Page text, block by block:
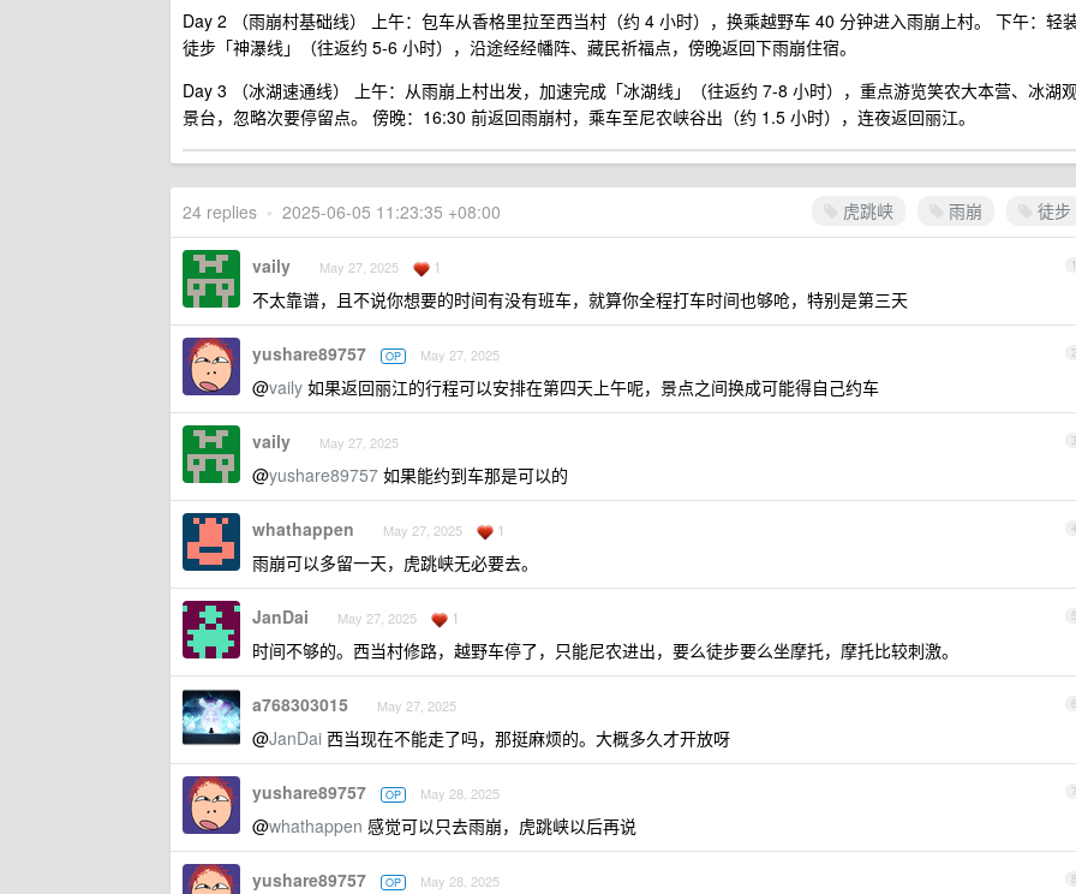
‌Day 2 （雨崩村基础线）‌ ‌上午‌：包车从香格里拉至西当村（约 4 小时），换乘越野车 40 分钟进入雨崩上村。 ‌下午‌：轻
徒步「神瀑线」（往返约 5-6 小时），沿途经经幡阵、藏民祈福点，傍晚返回下雨崩住宿。
‌Day 3 （冰湖速通线）‌ ‌上午‌：从雨崩上村出发，加速完成「冰湖线」（往返约 7-8 小时），重点游览笑农大本营、冰湖
景台，忽略次要停留点。 ‌傍晚‌：16:30 前返回雨崩村，乘车至尼农峡谷出（约 1.5 小时），连夜返回丽江。
虎跳峡 雨崩 徒步
24 replies • 2025-06-05 11:23:35 +08:00
1
vaily May 27, 2025 1
不太靠谱，且不说你想要的时间有没有班车，就算你全程打车时间也够呛，特别是第三天
2
yushare89757 OP May 27, 2025
@vaily 如果返回丽江的行程可以安排在第四天上午呢，景点之间换成可能得自己约车
3
vaily May 27, 2025
@yushare89757 如果能约到车那是可以的
4
whathappen May 27, 2025 1
雨崩可以多留一天，虎跳峡无必要去。
5
JanDai May 27, 2025 1
时间不够的。西当村修路，越野车停了，只能尼农进出，要么徒步要么坐摩托，摩托比较刺激。
6
a768303015 May 27, 2025
@JanDai 西当现在不能走了吗，那挺麻烦的。大概多久才开放呀
7
yushare89757 OP May 28, 2025
@whathappen 感觉可以只去雨崩，虎跳峡以后再说
8
yushare89757 OP May 28, 2025